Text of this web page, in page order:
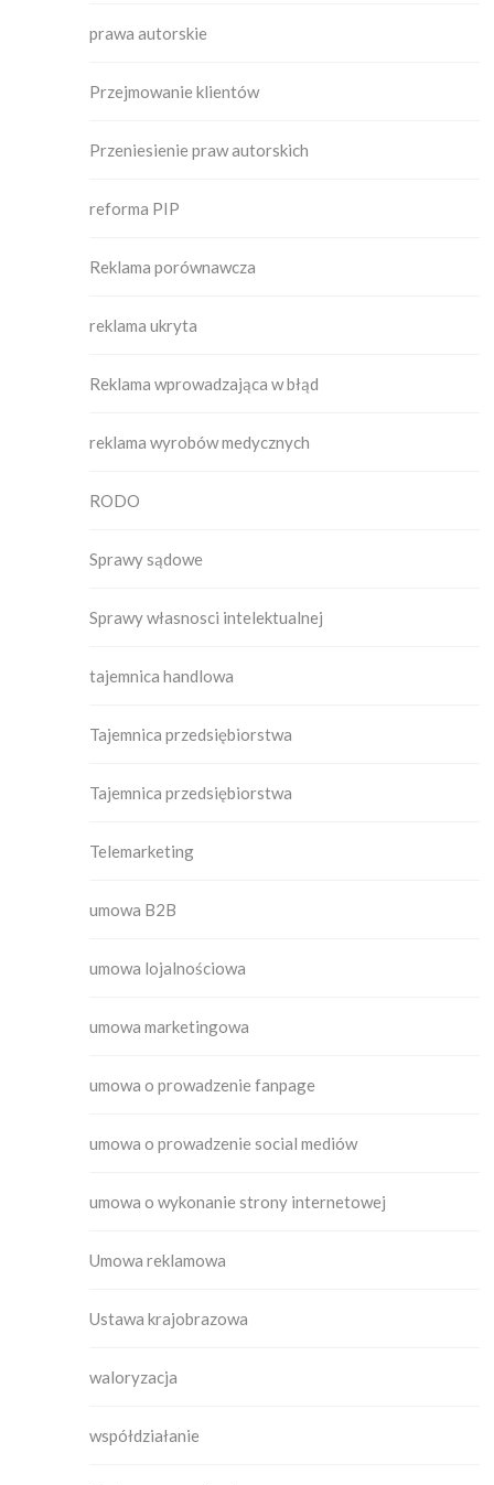
prawa autorskie
Przejmowanie klientów
Przeniesienie praw autorskich
reforma PIP
Reklama porównawcza
reklama ukryta
Reklama wprowadzająca w błąd
reklama wyrobów medycznych
RODO
Sprawy sądowe
Sprawy własnosci intelektualnej
tajemnica handlowa
Tajemnica przedsiębiorstwa
Tajemnica przedsiębiorstwa
Telemarketing
umowa B2B
umowa lojalnościowa
umowa marketingowa
umowa o prowadzenie fanpage
umowa o prowadzenie social mediów
umowa o wykonanie strony internetowej
Umowa reklamowa
Ustawa krajobrazowa
waloryzacja
współdziałanie